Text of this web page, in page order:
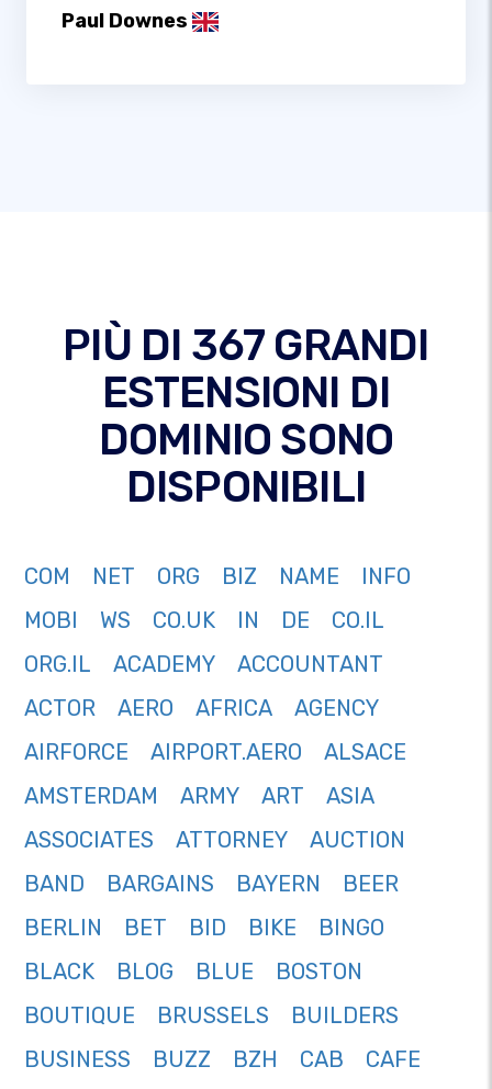
Paul Downes
PIÙ DI 367 GRANDI
ESTENSIONI DI
DOMINIO SONO
DISPONIBILI
COM NET ORG BIZ NAME
INFO
MOBI
WS CO.UK IN DE
CO.IL
ORG.IL
ACADEMY
ACCOUNTANT
ACTOR
AERO AFRICA
AGENCY
AIRFORCE
AIRPORT.AERO
ALSACE
AMSTERDAM
ARMY ART
ASIA
ASSOCIATES
ATTORNEY
AUCTION
BAND
BARGAINS BAYERN
BEER
BERLIN
BET BID BIKE
BINGO
BLACK
BLOG BLUE
BOSTON
BOUTIQUE
BRUSSELS
BUILDERS
BUSINESS
BUZZ BZH CAB
CAFE